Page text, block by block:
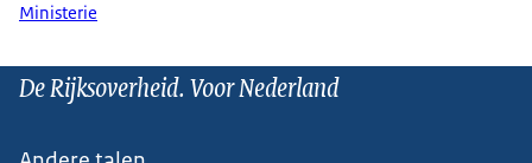
Ministerie
De Rijksoverheid. Voor Nederland